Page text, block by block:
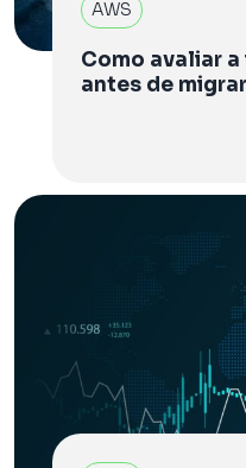
AWS
Como avaliar
antes de